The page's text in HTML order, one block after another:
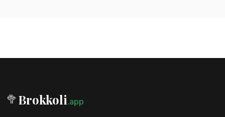
🥦Brokkoli.app